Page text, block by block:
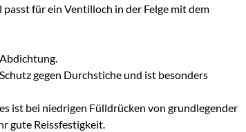
für ein Ventilloch in der Felge mit dem
gegen Durchstiche und ist besonders
ist bei niedrigen Fülldrücken von grundlegender
gute Reissfestigkeit.